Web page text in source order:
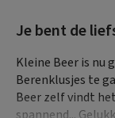
het
van
de
afbeeldingen-
gallerij
naar
begin
van
de
afbeeldingen-
Je bent de
Kleine Beer is nu
Berenklusjes te
Beer zelf vindt